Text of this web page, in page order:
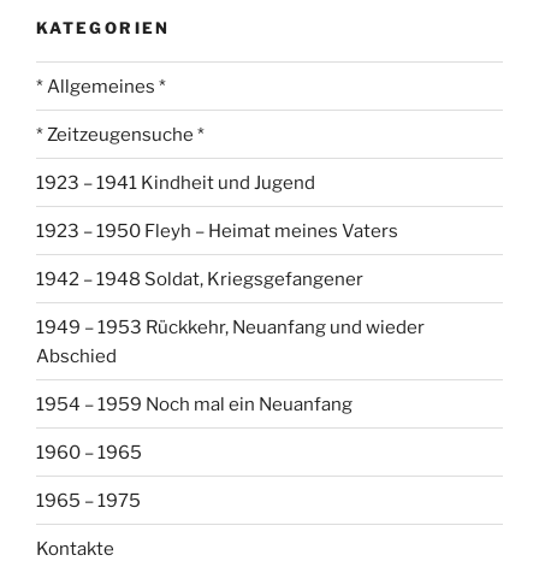
KATEGORIEN
* Allgemeines *
* Zeitzeugensuche *
1923 – 1941 Kindheit und Jugend
1923 – 1950 Fleyh – Heimat meines Vaters
1942 – 1948 Soldat, Kriegsgefangener
1949 – 1953 Rückkehr, Neuanfang und wieder
Abschied
1954 – 1959 Noch mal ein Neuanfang
1960 – 1965
1965 – 1975
Kontakte